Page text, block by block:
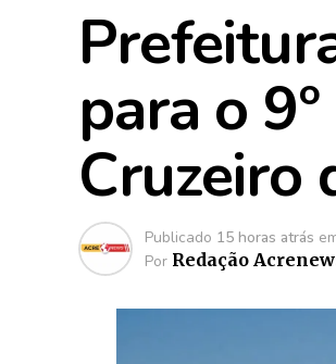
para o
Cruzeiro
Publicado 15 horas atrás
Por Redação